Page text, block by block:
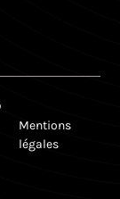
Mentions
légales